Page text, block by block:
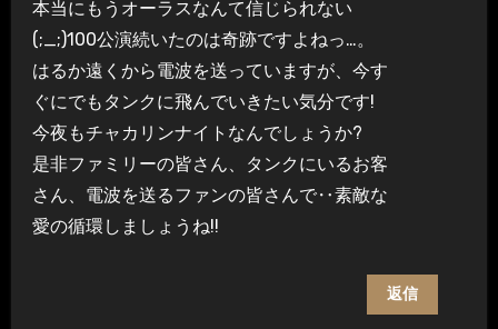
本当にもうオーラスなんて信じられない
(;_;)100公演続いたのは奇跡ですよねっ…。
はるか遠くから電波を送っていますが、今す
ぐにでもタンクに飛んでいきたい気分です!
今夜もチャカリンナイトなんでしょうか?
是非ファミリーの皆さん、タンクにいるお客
さん、電波を送るファンの皆さんで‥素敵な
愛の循環しましょうね!!
返信